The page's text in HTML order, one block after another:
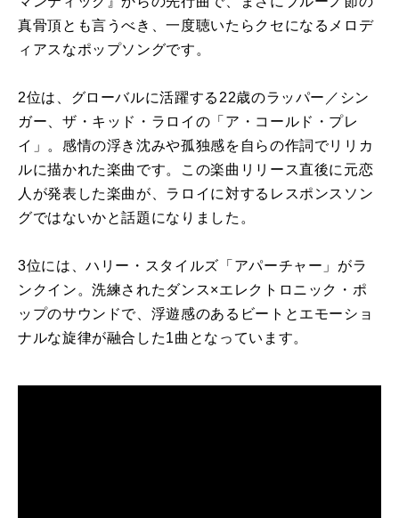
真骨頂とも言うべき、一度聴いたらクセになるメロデ
ィアスなポップソングです。
2位は、グローバルに活躍する 22歳のラッパー／シン
ガー、ザ・キッド・ラロイの「ア・コールド・プレ
イ」。感情の浮き沈みや孤独感を自らの作詞でリリカ
ルに描かれた楽曲です。この楽曲リリース直後に元恋
人が発表した楽曲が、ラロイに対するレスポンスソン
グではないかと話題になりました。
3位には、ハリー・スタイルズ「アパーチャー」がラ
ンクイン。洗練されたダンス×エレクトロニック・ポ
ップのサウンドで、浮遊感のあるビートとエモーショ
ナルな旋律が融合した1曲となっています。